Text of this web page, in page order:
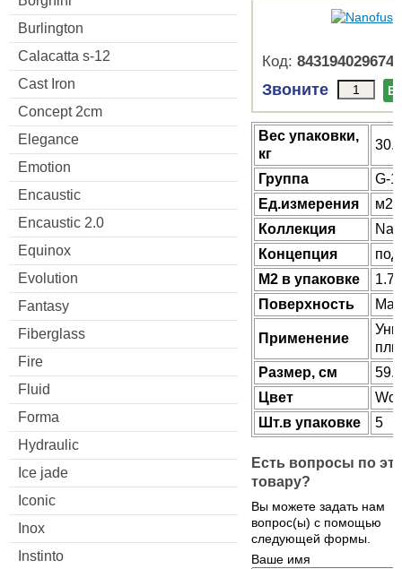
Burlington
Calacatta s-12
Cast Iron
Concept 2cm
Elegance
Emotion
Encaustic
Encaustic 2.0
Equinox
Evolution
Fantasy
Fiberglass
Fire
Fluid
Forma
Hydraulic
Ice jade
Iconic
Inox
Instinto
Код: 8431940296741
Звоните В
Веc упаковки,
кг
30.9
Группа
G-
Ед.измерения
м2
Коллекция
Концепция
М2 в упаковке
Поверхность
Применение
Размер, см
Цвет
Шт.в упаковке
5
Есть вопросы по
товару?
Вы можете задать нам
вопрос(ы) с помощью
следующей формы.
Ваше имя